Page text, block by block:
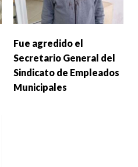
Fue agredido el
Secretario General del
Sindicato de Empleados
Municipales